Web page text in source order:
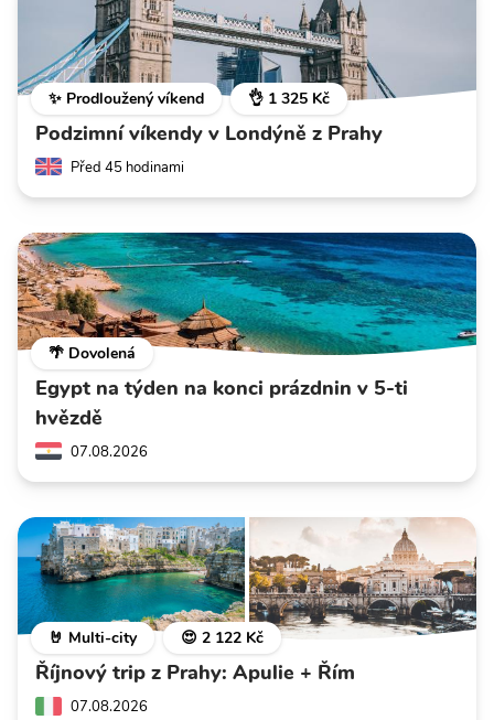
✨ Prodloužený víkend 👌 1 325 Kč
Podzimní víkendy v Londýně z Prahy
Před 45 hodinami
🌴 Dovolená
Egypt na týden na konci prázdnin v 5-ti
hvězdě
07.08.2026
🤘 Multi-city 😍 2 122 Kč
Říjnový trip z Prahy: Apulie + Řím
07.08.2026